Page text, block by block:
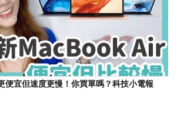
宜但速度更慢！你買單嗎？科技小電報